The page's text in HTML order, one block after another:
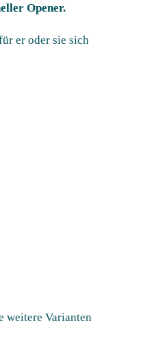
Opener.
er oder sie sich
weitere Varianten